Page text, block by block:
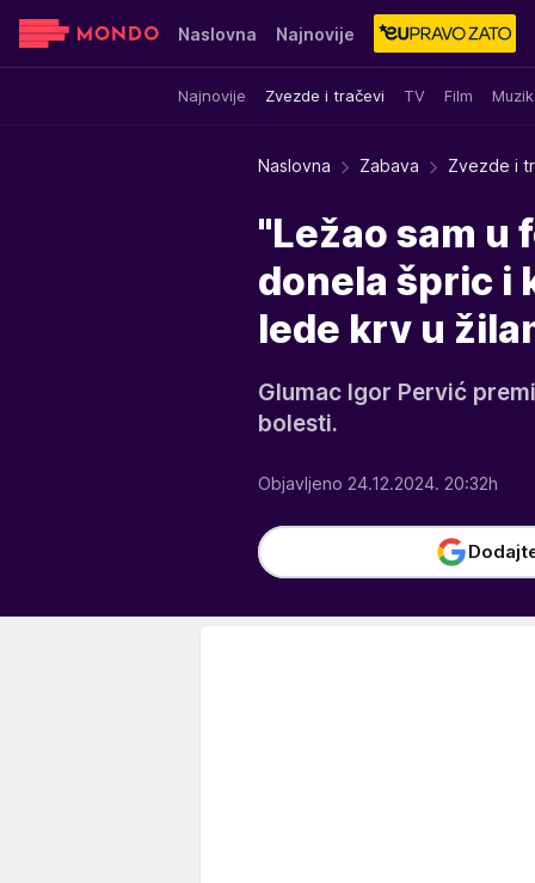
Naslovna Najnovije
Najnovije Zvezde i tračevi TV Film
Sensa Stvar ukusa Yumama
Naslovna Zabava Zvezde i
"Ležao sam u
donela špric i
lede krv u
Glumac Igor Pervić
bolesti.
Objavljeno 24.12.2024. 20:32h